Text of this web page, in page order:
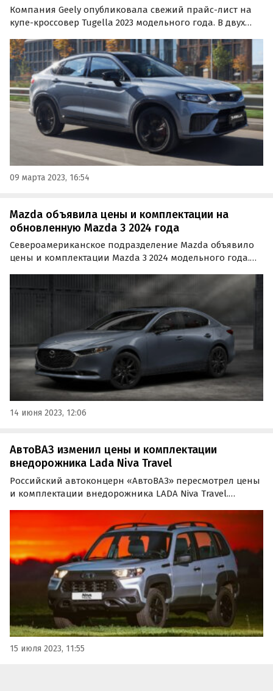
Компания Geely опубликовала свежий прайс-лист на
купе-кроссовер Tugella 2023 модельного года. В двух
функций и немного подорожал, сообщают
«Автоновости дня».
09 марта 2023, 16:54
Mazda объявила цены и комплектации на
обновленную Mazda 3 2024 года
Североамериканское подразделение Mazda объявило
цены и комплектации Mazda 3 2024 модельного года.
Первым в продажу этим летом поступит Mazda 3 в
кузове хэтчбек, а осенью у дилеров появятся и седаны.
14 июня 2023, 12:06
АвтоВАЗ изменил цены и комплектации
внедорожника Lada Niva Travel
Российский автоконцерн «АвтоВАЗ» пересмотрел цены
и комплектации внедорожника LADA Niva Travel.
двух других он подорожал на 5 тыс. рублей, сообщает
портал «Автоновости дня».
15 июля 2023, 11:55